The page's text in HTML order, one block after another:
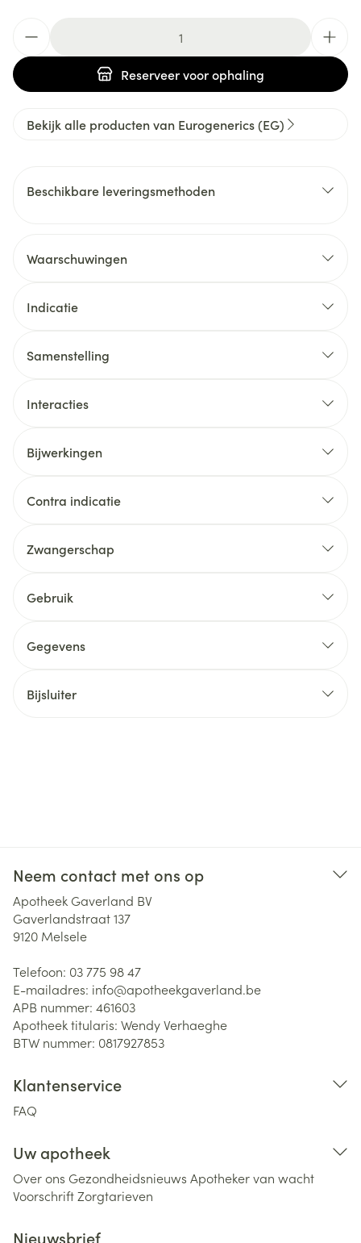
Reserveervoor ophaling
Bekijk alle producten van Eurogenerics (EG)
Beschikbare leveringsmethoden
Waarschuwingen
Indicatie
Samenstelling
Interacties
Bijwerkingen
Contra indicatie
Zwangerschap
Gebruik
Gegevens
Bijsluiter
Neem contact met ons op
Apotheek Gaverland BV
Gaverlandstraat 137
9120 Melsele
Telefoon: 03 775 98 47
E-mailadres: info@apotheekgaverland.be
APB nummer: 461603
Apotheek titularis: Wendy Verhaeghe
BTW nummer: 0817927853
Klantenservice
FAQ
Uw apotheek
Over ons Gezondheidsnieuws Apotheker van wacht
VoorschriftZorgtarieven
Nieuwsbrief